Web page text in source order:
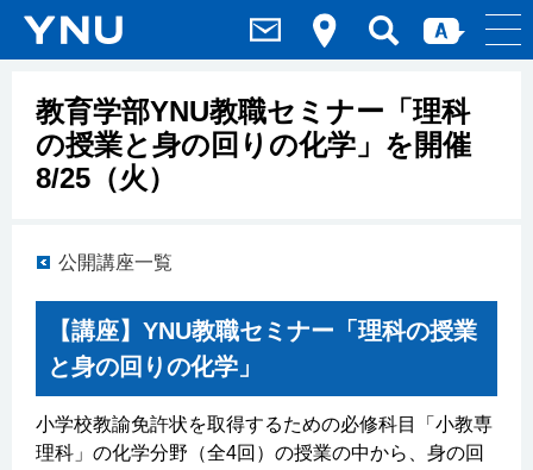
教育学部YNU教職セミナー「理科
の授業と身の回りの化学」を開催
8/25（火）
公開講座一覧
【講座】YNU教職セミナー「理科の授業
と身の回りの化学」
小学校教諭免許状を取得するための必修科目「小教専
理科」の化学分野（全4回）の授業の中から、身の回